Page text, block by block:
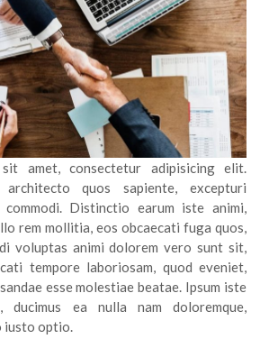
amet, consectetur adipisicing elit.
architecto quos sapiente, excepturi
Distinctio earum iste animi,
rem mollitia, eos obcaecati fuga quos,
voluptas animi dolorem vero sunt sit,
tempore laboriosam, quod eveniet,
esse molestiae beatae. Ipsum iste
ducimus ea nulla nam doloremque,
iusto optio.